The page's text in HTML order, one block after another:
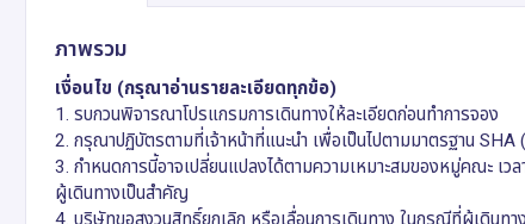
ภาพรวม
เงื่อนไข (กรุณาอ่านรายละเอียดทุกข้อ)
1. รบกวนพิจารณาโปรแกรมการเดินทางให้ละเอียดก่อนทำการจอง
2. กรุณาปฏิบัตรตามที่เจ้าหน้าที่แนะนำ เพื่อเป็นไปตามมาตรฐาน
3. กำหนดการนี้อาจเปลี่ยนแปลงได้ตามความเหมาะสมของหมู่คณะ เ
ผู้เดินทางเป็นสำคัญ
4. บริษัทขอสงวนสิทธิ์ยกเลิก หรือเลื่อนการเดินทาง ในกรณีที่ผู้เดินทา